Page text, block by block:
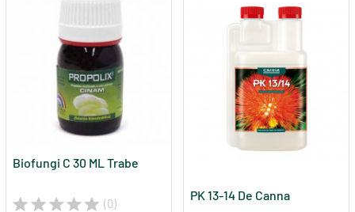
Biofungi C 30 ML Trabe
(0)
PK 13-14 De Canna